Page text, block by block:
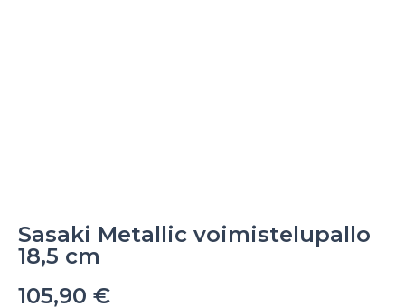
Sasaki Metallic voimistelupallo
18,5 cm
105,90 €